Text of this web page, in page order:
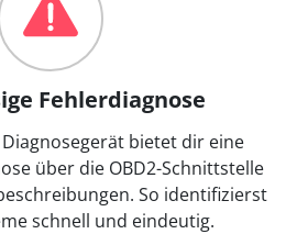
Fehlerdiagnose
Diagnosegerät bietet dir eine
über die OBD2-Schnittstelle
So identifizierst
schnell und eindeutig.